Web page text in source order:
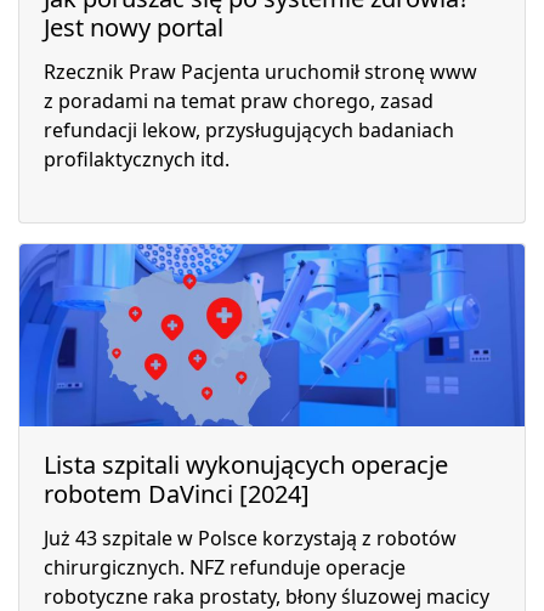
Jest nowy portal
Rzecznik Praw Pacjenta uruchomił stronę www
z poradami na temat praw chorego, zasad
refundacji lekow, przysługujących badaniach
profilaktycznych itd.
Lista szpitali wykonujących operacje
robotem DaVinci [2024]
Już 43 szpitale w Polsce korzystają z robotów
chirurgicznych. NFZ refunduje operacje
robotyczne raka prostaty, błony śluzowej macicy